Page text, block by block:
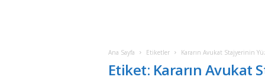
Ana Sayfa Etiketler Kararın Avukat Stajyerinin
Etiket: Kararın Avukat